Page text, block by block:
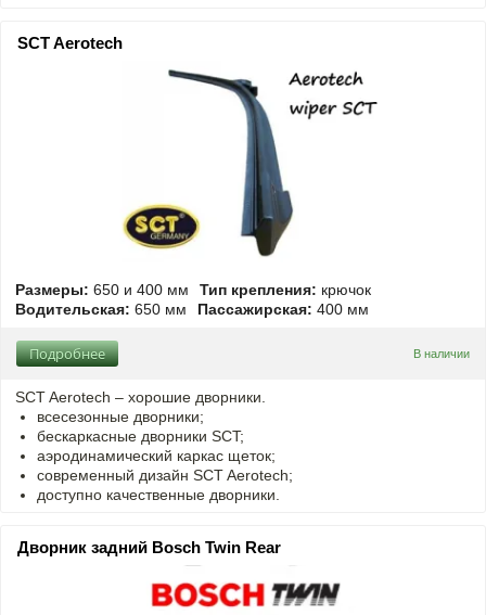
SCT Aerotech
Размеры: 650 и 400 мм Тип крепления: крючок
Водительская: 650 мм Пассажирская: 400 мм
В наличии
Подробнее
SCT Aerotech – хорошие дворники.
всесезонные дворники;
бескаркасные дворники SCT;
аэродинамический каркас щеток;
современный дизайн SCT Aerotech;
доступно качественные дворники.
Дворник задний Bosch Twin Rear